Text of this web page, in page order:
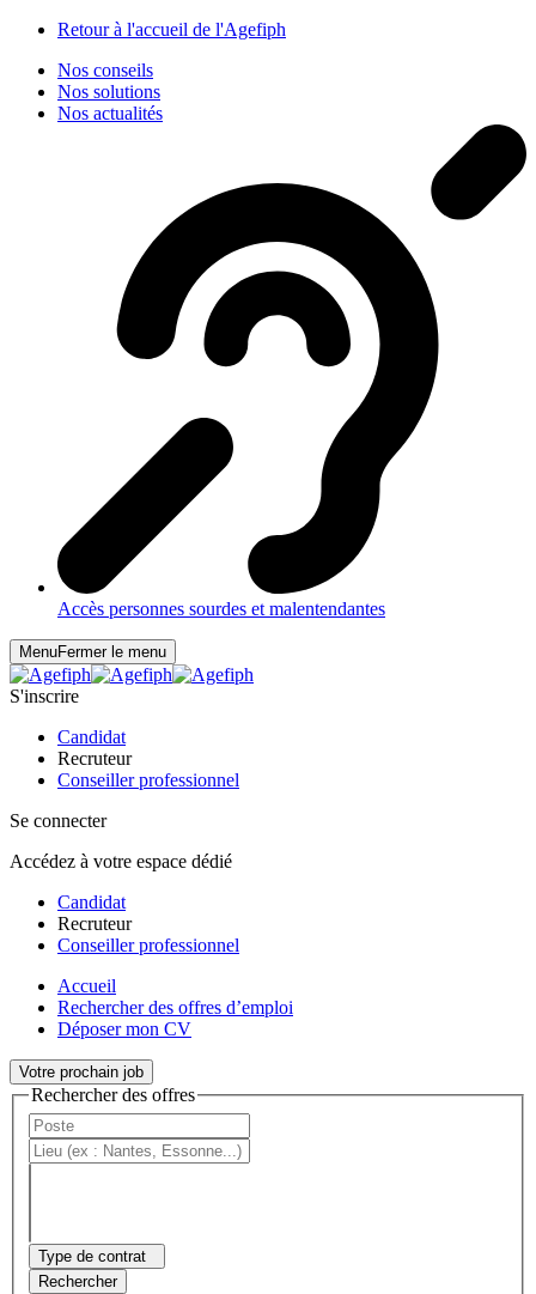
Retour à l'accueil de l'Agefiph
Nos conseils
Nos solutions
Nos actualités
Accès personnes sourdes et malentendantes
MenuFermer le menu
S'inscrire
Candidat
Recruteur
Conseiller professionnel
Se connecter
Accédez à votre espace dédié
Candidat
Recruteur
Conseiller professionnel
Accueil
Rechercher des offres d’emploi
Déposer mon CV
Votre prochain job
Rechercher des offres
Type de contrat
Rechercher